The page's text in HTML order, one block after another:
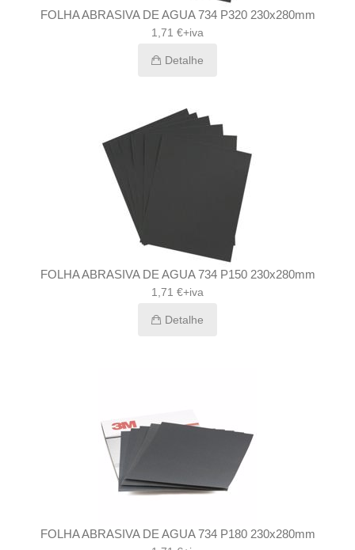
FOLHA ABRASIVA DE AGUA 734 P320 230x280mm
1,71 €+iva
Detalhe
FOLHA ABRASIVA DE AGUA 734 P150 230x280mm
1,71 €+iva
Detalhe
FOLHA ABRASIVA DE AGUA 734 P180 230x280mm